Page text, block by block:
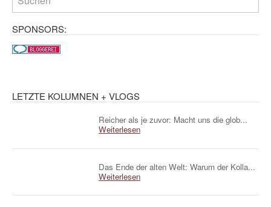
SPONSORS:
LETZTE KOLUMNEN + VLOGS
Reicher als je zuvor: Macht uns die glob...
Weiterlesen
Das Ende der alten Welt: Warum der Kolla...
Weiterlesen